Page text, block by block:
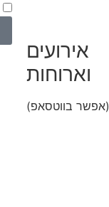
אירועים
וארוחות
(אפשר בווטסאפ)